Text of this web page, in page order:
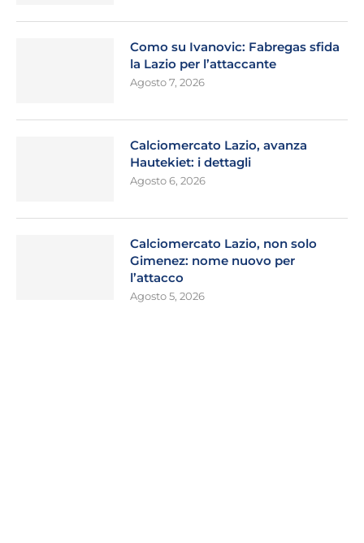
Como su Ivanovic: Fabregas sfida
la Lazio per l’attaccante
Agosto 7, 2026
Calciomercato Lazio, avanza
Hautekiet: i dettagli
Agosto 6, 2026
Calciomercato Lazio, non solo
Gimenez: nome nuovo per
l’attacco
Agosto 5, 2026